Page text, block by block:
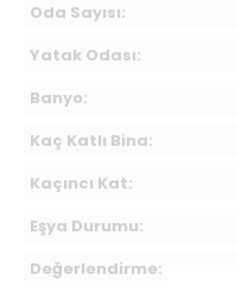
Oda Sayısı:
Yatak Odası:
Banyo:
Kaç Katlı Bina:
Kaçıncı Kat:
Eşya Durumu:
Değerlendirme: